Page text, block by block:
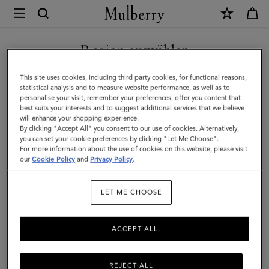
Mulberry
Chiltern
Kuriertasche
zum
Umhängen
|
Naturleder
in
Region auswählen
Sie befinden sich auf unserer Seite für Österreich, aber wir
haben festgestellt, dass Sie hier sind: Vereinigte Staaten.
SEITE FÜR VEREINIGTE
STAATEN BESUCHEN
AUF FOLGENDER WEBSEITE
FORTFAHREN: ÖSTERREICH
This site uses cookies, including third party cookies, for functional reasons,
statistical analysis and to measure website performance, as well as to
personalise your visit, remember your preferences, offer you content that
best suits your interests and to suggest additional services that we believe
will enhance your shopping experience.
By clicking "Accept All" you consent to our use of cookies. Alternatively,
you can set your cookie preferences by clicking "Let Me Choose".
For more information about the use of cookies on this website, please visit
ourCookie Policy and Privacy Policy.
LET ME CHOOSE
REJECT ALL
ACCEPT ALL